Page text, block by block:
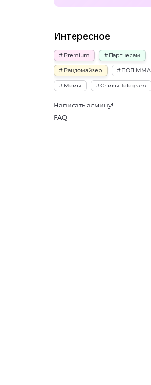
Интересное
Premium Партнерам
Рандомайзер ПОП ММА
Мемы Сливы Telegram
Написать админу!
FAQ